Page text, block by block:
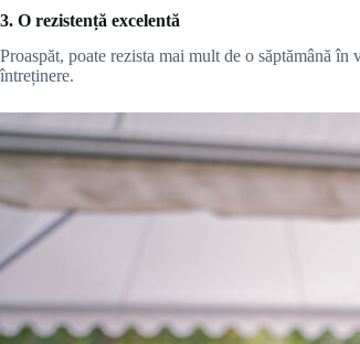
3. O rezistență excelentă
Proaspăt, poate rezista mai mult de o săptămână
întreținere.